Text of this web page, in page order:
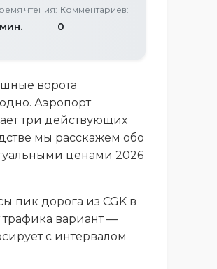
чтения: Комментариев:
0
ворота
Аэропорт
три действующих
мы расскажем обо
ценами 2026
пик дорога из CGK в
трафика вариант —
с интервалом